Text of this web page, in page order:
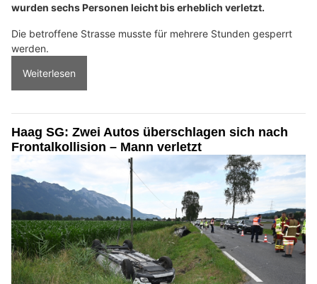
wurden sechs Personen leicht bis erheblich verletzt.
Die betroffene Strasse musste für mehrere Stunden gesperrt
werden.
Weiterlesen
Haag SG: Zwei Autos überschlagen sich nach
Frontalkollision – Mann verletzt